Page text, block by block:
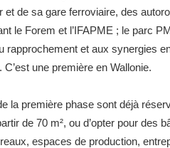
et de sa gare ferroviaire, des
le Forem et l’IFAPME ; le parc
rapprochement et aux synergies
une première en Wallonie.
la première phase sont déjà
de 70 m², ou d’opter pour des
espaces de production,